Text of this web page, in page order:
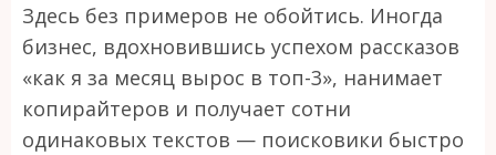
Здесь без примеров не обойтись. Иногда
бизнес, вдохновившись успехом рассказов
«как я за месяц вырос в топ-3», нанимает
копирайтеров и получает сотни
одинаковых текстов — поисковики быстро